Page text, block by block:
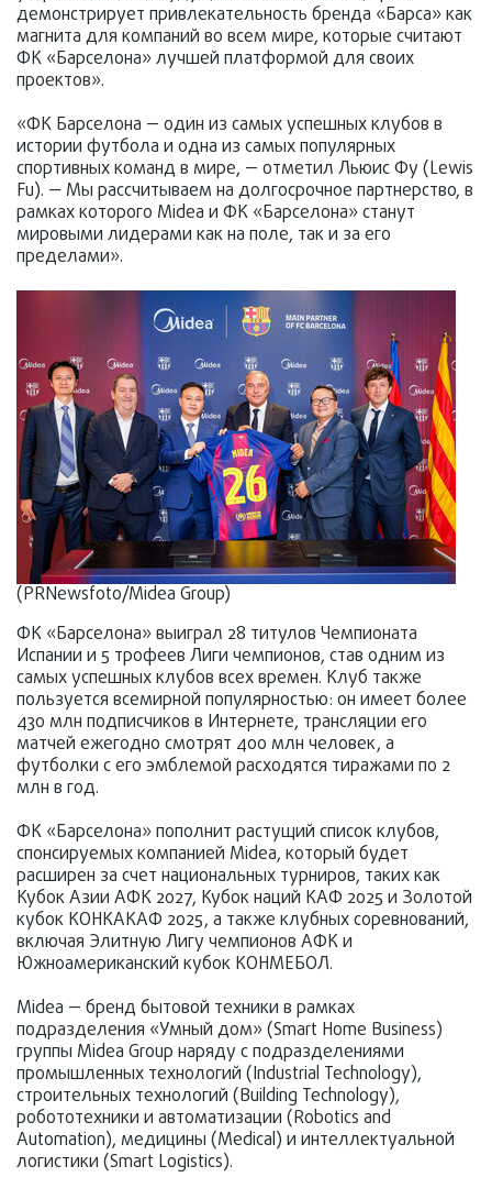
демонстрирует привлекательность бренда «Барса» как
магнита для компаний во всем мире, которые считают
ФК «Барселона» лучшей платформой для своих
проектов».
«ФК Барселона — один из самых успешных клубов в
истории футбола и одна из самых популярных
спортивных команд в мире, — отметил Льюис Фу (Lewis
Fu). — Мы рассчитываем на долгосрочное партнерство, в
рамках которого Midea и ФК «Барселона» станут
мировыми лидерами как на поле, так и за его
пределами».
(PRNewsfoto/Midea Group)
ФК «Барселона» выиграл 28 титулов Чемпионата
Испании и 5 трофеев Лиги чемпионов, став одним из
самых успешных клубов всех времен. Клуб также
пользуется всемирной популярностью: он имеет более
430 млн подписчиков в Интернете, трансляции его
матчей ежегодно смотрят 400 млн человек, а
футболки с его эмблемой расходятся тиражами по 2
млн в год.
ФК «Барселона» пополнит растущий список клубов,
спонсируемых компанией Midea, который будет
расширен за счет национальных турниров, таких как
Кубок Азии АФК 2027, Кубок наций КАФ 2025 и Золотой
кубок КОНКАКАФ 2025, а также клубных соревнований,
включая Элитную Лигу чемпионов АФК и
Южноамериканский кубок КОНМЕБОЛ.
Midea — бренд бытовой техники в рамках
подразделения «Умный дом» (Smart Home Business)
группы Midea Group наряду с подразделениями
промышленных технологий (Industrial Technology),
строительных технологий (Building Technology),
робототехники и автоматизации (Robotics and
Automation), медицины (Medical) и интеллектуальной
логистики (Smart Logistics).